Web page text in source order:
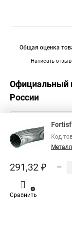
Написать отзыв
Общая оценка
Официальный
России
Код
291,32 ₽ –
Сравнить
0